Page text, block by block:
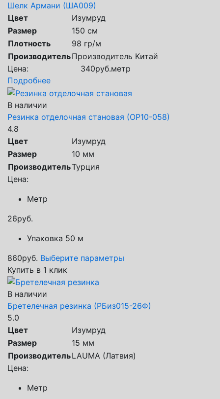
Шелк Армани (ША009)
Цвет
Изумруд
Размер
150 см
Плотность
98 гр/м
ПроизводительПроизводитель Китай
Цена:
340руб.метр
Подробнее
В наличии
Резинка отделочная становая (ОР10-058)
4.8
Цвет
Изумруд
Размер
10 мм
ПроизводительТурция
Цена:
Метр
26руб.
Упаковка 50 м
860руб. Выберите параметры
Купить в 1 клик
В наличии
Бретелечная резинка (РБиз015-26Ф)
5.0
Цвет
Изумруд
Размер
15 мм
ПроизводительLAUMA (Латвия)
Цена:
Метр